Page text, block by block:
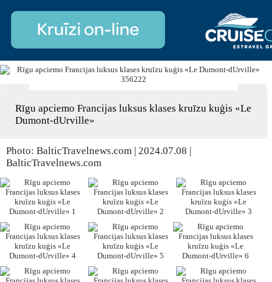
Rīgu apciemo Francijas luksus klases kruīzu kuģis «Le
Dumont-dUrville»
Photo: BalticTravelnews.com | 2024.07.08 |
BalticTravelnews.com